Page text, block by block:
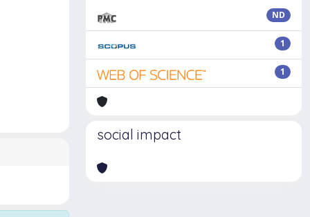
ND
1
1
social impact